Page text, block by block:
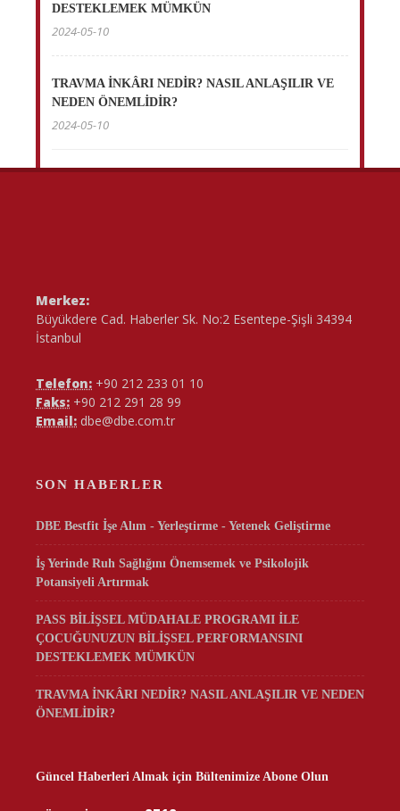
DESTEKLEMEK MÜMKÜN
2024-05-10
TRAVMA İNKÂRI NEDİR? NASIL ANLAŞILIR VE
NEDEN ÖNEMLİDİR?
2024-05-10
Merkez:
Büyükdere Cad. Haberler Sk. No:2 Esentepe-Şişli 34394
İstanbul
Telefon: +90 212 233 01 10
Faks: +90 212 291 28 99
Email: dbe@dbe.com.tr
SON HABERLER
DBE Bestfit İşe Alım - Yerleştirme - Yetenek Geliştirme
İş Yerinde Ruh Sağlığını Önemsemek ve Psikolojik
Potansiyeli Artırmak
PASS BİLİŞSEL MÜDAHALE PROGRAMI İLE
ÇOCUĞUNUZUN BİLİŞSEL PERFORMANSINI
DESTEKLEMEK MÜMKÜN
TRAVMA İNKÂRI NEDİR? NASIL ANLAŞILIR VE NEDEN
ÖNEMLİDİR?
Güncel Haberleri Almak için Bültenimize Abone Olun